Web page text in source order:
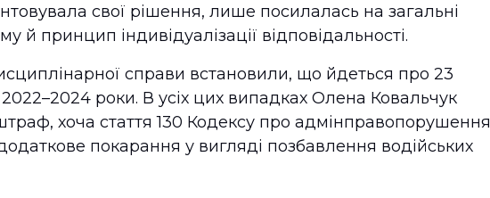
свої рішення, лише посилалась на загальні
й принцип індивідуалізації відповідальності.
справи встановили, що йдеться про 23
роки. В усіх цих випадках Олена Ковальчук
хоча стаття 130 Кодексу про адмінправопорушення
покарання у вигляді позбавлення водійських